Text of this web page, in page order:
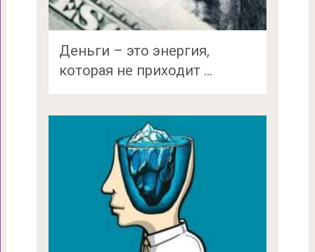
Деньги – это энергия,
которая не приходит …